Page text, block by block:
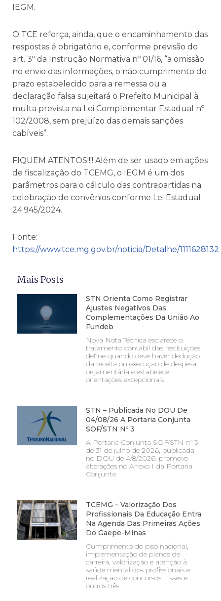
IEGM.
O TCE reforça, ainda, que o encaminhamento das
respostas é obrigatório e, conforme previsão do
art. 3º da Instrução Normativa nº 01/16, “a omissão
no envio das informações, o não cumprimento do
prazo estabelecido para a remessa ou a
declaração falsa sujeitará o Prefeito Municipal à
multa prevista na Lei Complementar Estadual nº
102/2008, sem prejuízo das demais sanções
cabíveis”.
FIQUEM ATENTOS!!!! Além de ser usado em ações
de fiscalização do TCEMG, o IEGM é um dos
parâmetros para o cálculo das contrapartidas na
celebração de convênios conforme Lei Estadual
24.945/2024.
Fonte:
https://www.tce.mg.gov.br/noticia/Detalhe/1111628132
Mais Posts
STN Orienta Como Registrar
Ajustes Negativos Das
Complementações Da União Ao
Fundeb
Nova Nota Técnica esclarece o
tratamento contábil das restituições,
define quando deve haver dedução
da receita ou execução de despesa
orçamentária e estabelece
orientações excepcionais
STN – Publicada No DOU De
04/08/26 A Portaria Conjunta
SOF/STN Nº 3
A Portaria Conjunta SOF/STN nº 3,
de 31 de julho de 2026, publicada
no DOU de 4/8/2026, promove
alterações no Anexo I da Portaria
Conjunta
TCEMG – Valorização Dos
Profissionais Da Educação Entra
Na Agenda Das Primeiras Ações
Do Gaepe-Minas
Cumprimento do piso nacional,
implementação de planos de
carreira, valorização e atenção à
saúde mental dos profissionais e
realização de concursos. Esses e
outros três